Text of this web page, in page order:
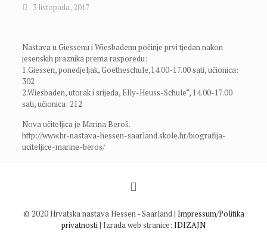
3 listopada, 2017
Nastava u Giessenu i Wiesbadenu počinje prvi tjedan nakon
jesenskih praznika prema rasporedu:
1.Giessen, ponedjeljak, Goetheschule,14.00-17.00 sati, učionica:
302
2.Wiesbaden, utorak i srijeda, Elly-Heuss-Schule“, 14.00-17.00
sati, učionica: 212
Nova učiteljica je Marina Beroš.
http://www.hr-nastava-hessen-saarland.skole.hr/biografija-
uciteljice-marine-beros/
© 2020 Hrvatska nastava Hessen - Saarland | Impressum/Politika
privatnosti| Izrada web stranice: IDIZAJN